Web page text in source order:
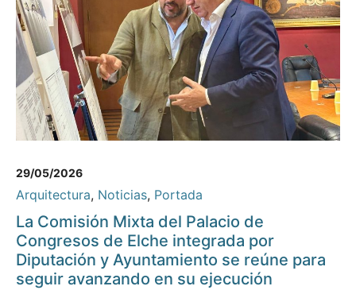
29/05/2026
Arquitectura, Noticias, Portada
La Comisión Mixta del Palacio de
Congresos de Elche integrada por
Diputación y Ayuntamiento se reúne para
seguir avanzando en su ejecución